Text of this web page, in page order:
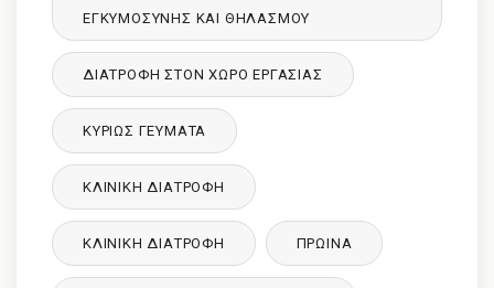
ΕΓΚΥΜΟΣΎΝΗΣ ΚΑΙ ΘΗΛΑΣΜΟΎ
ΔΙΑΤΡΟΦΉ ΣΤΟΝ ΧΏΡΟ ΕΡΓΑΣΊΑΣ
ΚΥΡΙΩΣ ΓΕΥΜΑΤΑ
ΚΛΙΝΙΚΉ ΔΙΑΤΡΟΦΉ
ΚΛΙΝΙΚΉ ΔΙΑΤΡΟΦΉ ΠΡΩΙΝΑ